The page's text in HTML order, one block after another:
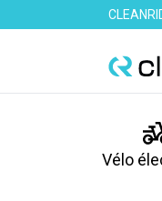
Vélo